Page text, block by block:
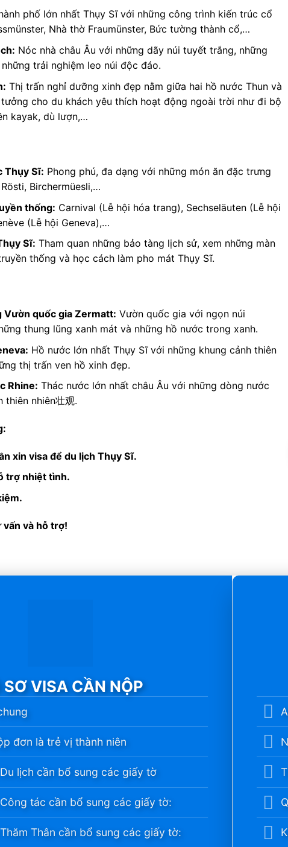
phố lớn nhất Thụy Sĩ với những công trình kiến trúc cổ
Nhà thờ Fraumünster, Bức tường thành cổ,…
Nóc nhà châu Âu với những dãy núi tuyết trắng, những
trải nghiệm leo núi độc đáo.
Thị trấn nghỉ dưỡng xinh đẹp nằm giữa hai hồ nước Thun và
cho du khách yêu thích hoạt động ngoài trời như đi bộ
kayak, dù lượn,…
Thụy Sĩ: Phong phú, đa dạng với những món ăn đặc trưng
Birchermüesli,…
thống: Carnival (Lễ hội hóa trang), Sechseläuten (Lễ hội
(Lễ hội Geneva),…
Sĩ: Tham quan những bảo tàng lịch sử, xem những màn
thống và học cách làm pho mát Thụy Sĩ.
quốc gia Zermatt: Vườn quốc gia với ngọn núi
thung lũng xanh mát và những hồ nước trong xanh.
Hồ nước lớn nhất Thụy Sĩ với những khung cảnh thiên
thị trấn ven hồ xinh đẹp.
Rhine: Thác nước lớn nhất châu Âu với những dòng nước
thiên nhiên壮观.
xin visa để du lịch Thụy Sĩ.
trợ nhiệt tình.
và hỗ trợ!
SƠ VISA CẦN NỘP
đơn là trẻ vị thành niên
lịch cần bổ sung các giấy tờ
tác cần bổ sung các giấy tờ:
Thân cần bổ sung các giấy tờ: